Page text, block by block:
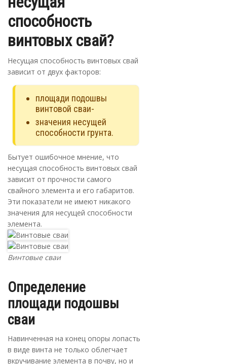
способность
винтовых свай?
Несущая способность винтовых свай
зависит от двух факторов:
площади подошвы
винтовой сваи-
значения несущей
способности грунта.
Бытует ошибочное мнение, что
несущая способность винтовых свай
зависит от прочности самого
свайного элемента и его габаритов.
Эти показатели не имеют никакого
значения для несущей способности
элемента.
Винтовые сваи
Определение
площади подошвы
сваи
Навинченная на конец опоры лопасть
в виде винта не только облегчает
вкручивание элемента в почву, но и